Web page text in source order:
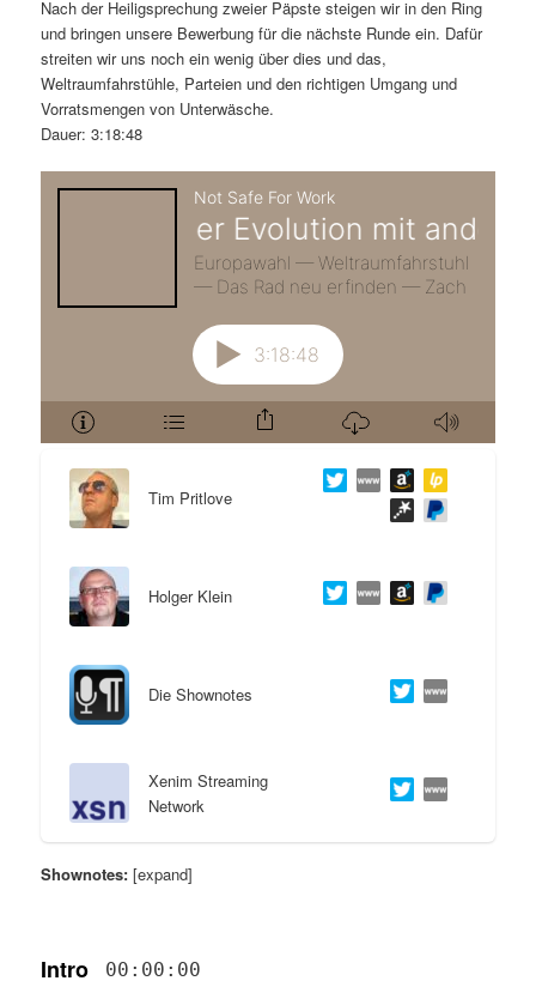
ä
r
n
e
n
d
n
n
e
n
a
v
i
g
a
Nach der Heiligsprechung zweier Päpste steigen wir in den Ring
und bringen unsere Bewerbung für die nächste Runde ein. Dafür
streiten wir uns noch ein wenig über dies und das,
Weltraumfahrstühle, Parteien und den richtigen Umgang und
Vorratsmengen von Unterwäsche.
Dauer: 3:18:48
Tim Pritlove
Holger Klein
Die Shownotes
Xenim Streaming
Network
Shownotes:[expand]
Intro 00:00:00